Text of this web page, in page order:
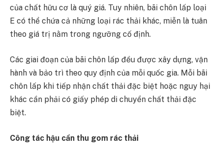
của chất hữu cơ là quý giá. Tuy nhiên, bãi chôn lấp loại
E có thể chứa cả những loại rác thải khác, miễn là tuân
theo giá trị nằm trong ngưỡng cố định.
Các giai đoạn của bãi chôn lấp đều được xây dựng, vận
hành và bảo trì theo quy định của mỗi quốc gia. Mỗi bãi
chôn lấp khi tiếp nhận chất thải đặc biệt hoặc nguy hại
khác cần phải có giấy phép di chuyển chất thải đặc
biệt.
Công tác hậu cần thu gom rác thải